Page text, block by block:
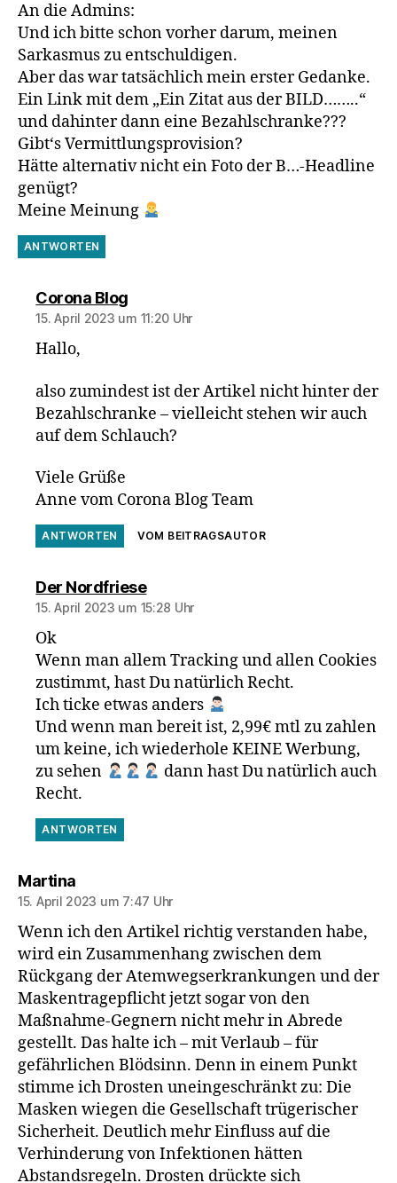
An die Admins:
Und ich bitte schon vorher darum, meinen
Sarkasmus zu entschuldigen.
Aber das war tatsächlich mein erster Gedanke.
Ein Link mit dem „Ein Zitat aus der BILD……..“
und dahinter dann eine Bezahlschranke???
Gibt‘s Vermittlungsprovision?
Hätte alternativ nicht ein Foto der B…-Headline
genügt?
Meine Meinung
ANTWORTEN
Corona Blogsagt:
15. April 2023 um 11:20 Uhr
Hallo,
also zumindest ist der Artikel nicht hinter der
Bezahlschranke – vielleicht stehen wir auch
auf dem Schlauch?
Viele Grüße
Anne vom Corona Blog Team
ANTWORTEN VOM BEITRAGSAUTOR
Der Nordfriesesagt:
15. April 2023 um 15:28 Uhr
Ok
Wenn man allem Tracking und allen Cookies
zustimmt, hast Du natürlich Recht.
Ich ticke etwas anders
Und wenn man bereit ist, 2,99€ mtl zu zahlen
um keine, ich wiederhole KEINE Werbung,
zu sehen
dann hast Du natürlich auch
Recht.
ANTWORTEN
Martinasagt:
15. April 2023 um 7:47 Uhr
Wenn ich den Artikel richtig verstanden habe,
wird ein Zusammenhang zwischen dem
Rückgang der Atemwegserkrankungen und der
Maskentragepflicht jetzt sogar von den
Maßnahme-Gegnern nicht mehr in Abrede
gestellt. Das halte ich – mit Verlaub – für
gefährlichen Blödsinn. Denn in einem Punkt
stimme ich Drosten uneingeschränkt zu: Die
Masken wiegen die Gesellschaft trügerischer
Sicherheit. Deutlich mehr Einfluss auf die
Verhinderung von Infektionen hätten
Abstandsregeln. Drosten drückte sich